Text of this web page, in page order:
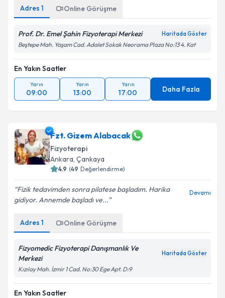
Adres 1 Online Görüşme
Prof. Dr. Emel Şahin Fizyoterapi Merkezi Haritada Göster
Beştepe Mah. Yaşam Cad. Adalet Sokak Neorama Plaza No:13 4. Kat
En Yakın Saatler
Yarın
09:00
Yarın
13:00
Yarın
17:00 Daha Fazla
Fzt. Gizem Alabacak
Fizyoterapi
Ankara, Çankaya
4.9 (49 Değerlendirme)
Fizik tedavimden sonra pilatese başladım. Harika
gidiyor. Annemde başladı ve...
Devamı
Adres 1 Online Görüşme
Fizyomedic Fizyoterapi Danışmanlık Ve
Merkezi
Haritada Göster
Kızılay Mah. İzmir 1 Cad. No:30 Ege Apt. D:9
En Yakın Saatler